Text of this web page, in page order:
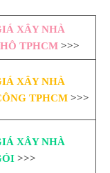
XÂY NHÀ
TPHCM>>>
XÂY NHÀ
TPHCM>>>
XÂY NHÀ
>>>